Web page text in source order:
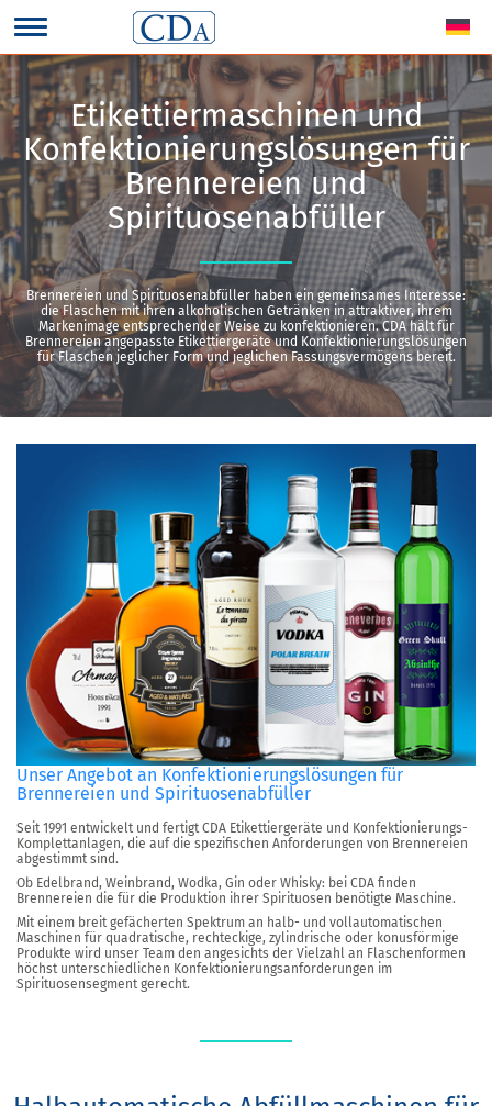
Etikettiermaschinen und
Konfektionierungslösungen für
Brennereien und
Spirituosenabfüller
Brennereien und Spirituosenabfüller haben ein gemeinsames Interesse:
die Flaschen mit ihren alkoholischen Getränken in attraktiver, ihrem
Markenimage entsprechender Weise zu konfektionieren. CDA hält für
Brennereien angepasste Etikettiergeräte und Konfektionierungslösungen
für Flaschen jeglicher Form und jeglichen Fassungsvermögens bereit.
Unser Angebot an Konfektionierungslösungen für
Brennereien und Spirituosenabfüller
Seit 1991 entwickelt und fertigt CDA Etikettiergeräte und Konfektionierungs-
Komplettanlagen, die auf die spezifischen Anforderungen von Brennereien
abgestimmt sind.
Ob Edelbrand, Weinbrand, Wodka, Gin oder Whisky: bei CDA finden
Brennereien die für die Produktion ihrer Spirituosen benötigte Maschine.
Mit einem breit gefächerten Spektrum an halb- und vollautomatischen
Maschinen für quadratische, rechteckige, zylindrische oder konusförmige
Produkte wird unser Team den angesichts der Vielzahl an Flaschenformen
höchst unterschiedlichen Konfektionierungsanforderungen im
Spirituosensegment gerecht.